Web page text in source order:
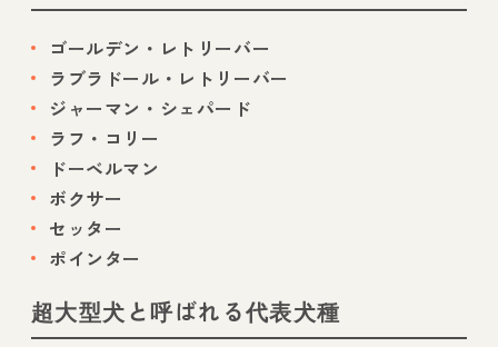
ゴールデン・レトリーバー
ラブラドール・レトリーバー
ジャーマン・シェパード
ラフ・コリー
ドーベルマン
ボクサー
セッター
ポインター
超大型犬と呼ばれる代表犬種